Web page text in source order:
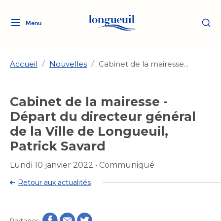
Menu
Logo
Ville
lien
vers
l'accueil
Ma ville, ma propriété
Aménagement et urbanisme
Aménagement et urbanisme
Rôle d'évaluation
Taxes
Loisirs et culture
Arts et culture
Bibliothèques
Bibliothèques
Services de proximité
Déneigement
Eau
Transition socioécologique
Quoi faire à Longueuil
Activités artistiques et
Accueil / Nouvelles / Cabinet de la mairesse...
Cabinet de la mairesse -
Départ du directeur général
de la Ville de Longueuil,
Patrick Savard
Lundi 10 janvier 2022 • Communiqué
Retour aux actualités